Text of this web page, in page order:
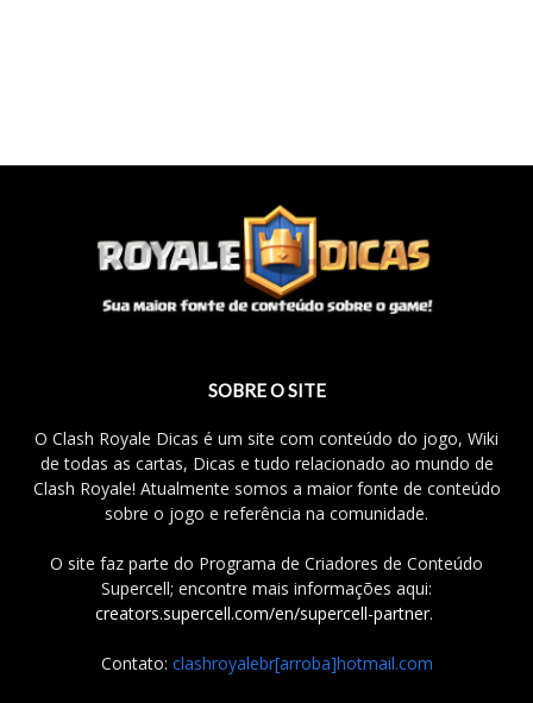
SOBRE O SITE
O Clash Royale Dicas é um site com conteúdo do jogo, Wiki
de todas as cartas, Dicas e tudo relacionado ao mundo de
Clash Royale! Atualmente somos a maior fonte de conteúdo
sobre o jogo e referência na comunidade.
O site faz parte do Programa de Criadores de Conteúdo
Supercell; encontre mais informações aqui:
creators.supercell.com/en/supercell-partner.
Contato: clashroyalebr[arroba]hotmail.com